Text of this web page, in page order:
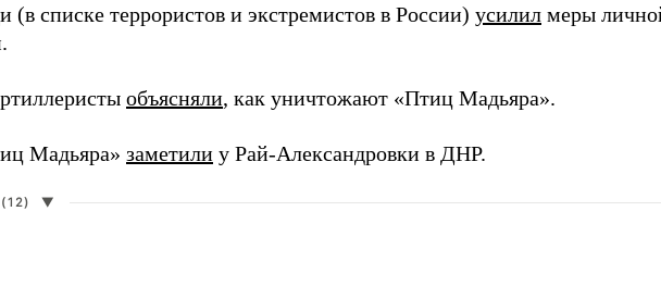
(в списке террористов и экстремистов в России) усилил меры
объясняли, как уничтожают «Птиц Мадьяра».
Мадьяра» заметили у Рай-Александровки в ДНР.
▼